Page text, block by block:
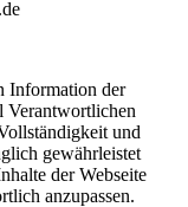
Information der
Verantwortlichen
und
gewährleistet
der Webseite
anzupassen.